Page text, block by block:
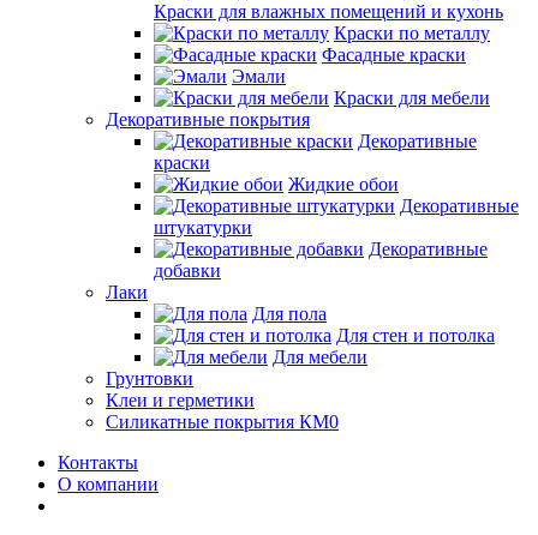
Краски для влажных помещений и кухонь
Краски по металлу
Фасадные краски
Эмали
Краски для мебели
Декоративные покрытия
Декоративные
краски
Жидкие обои
Декоративные
штукатурки
Декоративные
добавки
Лаки
Для пола
Для стен и потолка
Для мебели
Грунтовки
Клеи и герметики
Силикатные покрытия КМ0
Контакты
О компании